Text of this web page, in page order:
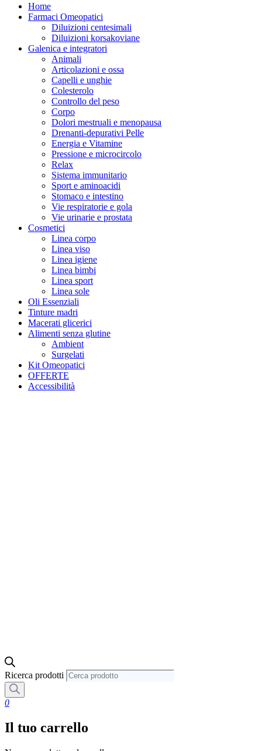
Home
Farmaci Omeopatici
Diluizioni centesimali
Diluizioni korsakoviane
Galenica e integratori
Animali
Articolazioni e ossa
Capelli e unghie
Colesterolo
Controllo del peso
Corpo
Dolori mestruali e menopausa
Drenanti-depurativi Pelle
Energia e Vitamine
Pressione e microcircolo
Relax
Sistema immunitario
Sport e aminoacidi
Stomaco e intestino
Vie respiratorie e gola
Vie urinarie e prostata
Cosmetici
Linea corpo
Linea viso
Linea igiene
Linea bimbi
Linea sport
Linea sole
Oli Essenziali
Tinture madri
Macerati glicerici
Alimenti senza glutine
Ambient
Surgelati
Kit Omeopatici
OFFERTE
Accessibilità
Ricerca prodotti
0
Il tuo carrello